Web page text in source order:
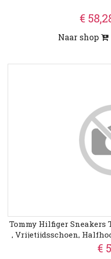
€
Naar shop
Tommy Hilfiger Sneakers
, Vrijetijdsschoen,
Logo Op
€